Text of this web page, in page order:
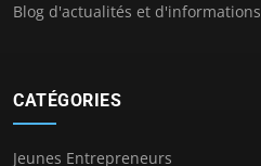
Blog d'actualités et d'informations
CATÉGORIES
Jeunes Entrepreneurs